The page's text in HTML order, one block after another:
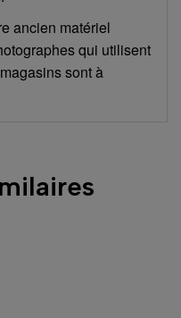
ancien matériel
qui utilisent
sont à